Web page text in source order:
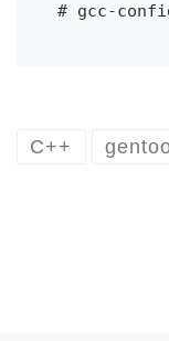
# gcc-
C++